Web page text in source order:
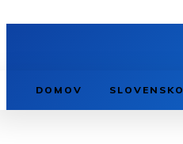
DOMOV SLOVENSKO